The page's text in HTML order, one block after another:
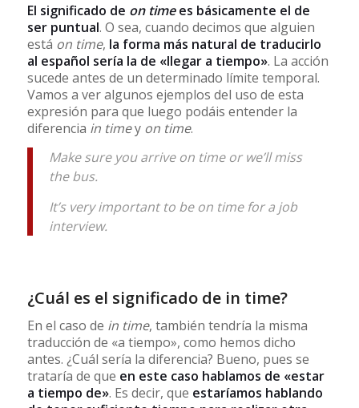
El significado de on timees básicamente el de
ser puntual. O sea, cuando decimos que alguien
está on time, la forma más natural de traducirlo
al español sería la de «llegar a tiempo». La acción
sucede antes de un determinado límite temporal.
Vamos a ver algunos ejemplos del uso de esta
expresión para que luego podáis entender la
diferencia in timey on time.
Make sure you arrive on time or we’ll miss
the bus.
It’s very important to be on time for a job
interview.
¿Cuál es el significado de in time?
En el caso de in time, también tendría la misma
traducción de «a tiempo», como hemos dicho
antes. ¿Cuál sería la diferencia? Bueno, pues se
trataría de que en este caso hablamos de «estar
a tiempo de». Es decir, que estaríamos hablando